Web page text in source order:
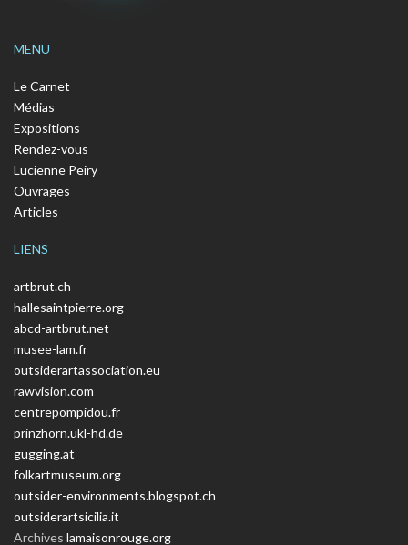
MENU
Le Carnet
Médias
Expositions
Rendez-vous
Lucienne Peiry
Ouvrages
Articles
LIENS
artbrut.ch
hallesaintpierre.org
abcd-artbrut.net
musee-lam.fr
outsiderartassociation.eu
rawvision.com
centrepompidou.fr
prinzhorn.ukl-hd.de
gugging.at
folkartmuseum.org
outsider-environments.blogspot.ch
outsiderartsicilia.it
Archives lamaisonrouge.org